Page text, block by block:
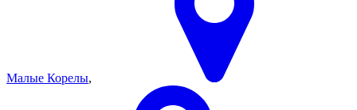
Малые Корелы,